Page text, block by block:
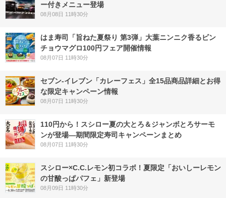
ー付きメニュー登場
08月08日 11時30分
はま寿司「旨ねた夏祭り 第3弾」大葉ニンニク香るビン
チョウマグロ100円フェア開催情報
08月07日 11時30分
セブン‐イレブン「カレーフェス」全15品商品詳細とお得
な限定キャンペーン情報
08月07日 11時30分
110円から！スシロー夏の大とろ＆ジャンボとろサーモ
ンが登場―期間限定寿司キャンペーンまとめ
08月07日 11時30分
スシロー×C.C.レモン初コラボ！夏限定「おいしーレモン
の甘酸っぱパフェ」新登場
08月09日 11時30分